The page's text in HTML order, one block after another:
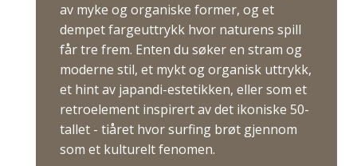
av myke og organiske former, og et
dempet fargeuttrykk hvor naturens spill
får tre frem. Enten du søker en stram og
moderne stil, et mykt og organisk uttrykk,
et hint av japandi-estetikken, eller som et
retroelement inspirert av det ikoniske 50-
tallet - tiåret hvor surfing brøt gjennom
som et kulturelt fenomen.